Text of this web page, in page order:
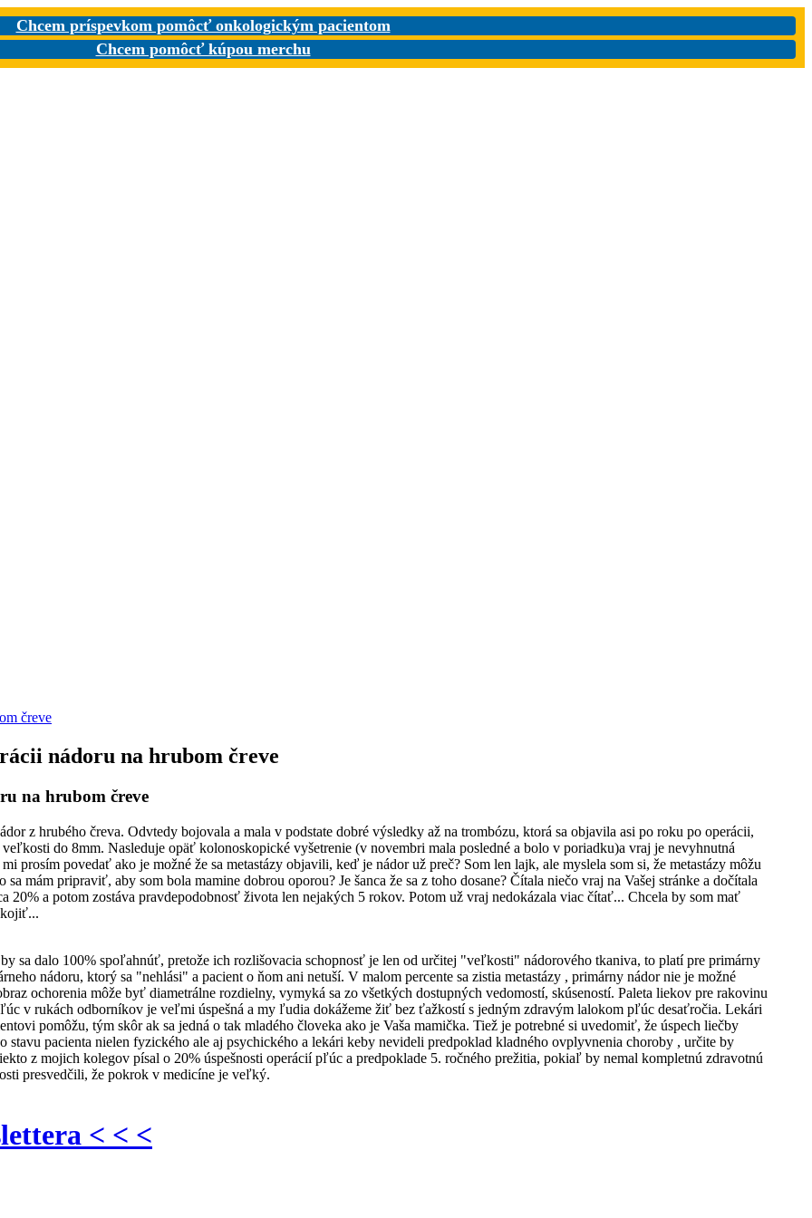
Chcem príspevkom pomôcť onkologickým pacientom
Chcem pomôcť kúpou merchu
čreve
nádoru na hrubom čreve
na hrubom čreve
z hrubého čreva. Odvtedy bojovala a mala v podstate dobré výsledky až na trombózu, ktorá sa objavila asi po roku po operácii,
do 8mm. Nasleduje opäť kolonoskopické vyšetrenie (v novembri mala posledné a bolo v poriadku)a vraj je nevyhnutná
prosím povedať ako je možné že sa metastázy objavili, keď je nádor už preč? Som len lajk, ale myslela som si, že metastázy môžu
mám pripraviť, aby som bola mamine dobrou oporou? Je šanca že sa z toho dosane? Čítala niečo vraj na Vašej stránke a dočítala
20% a potom zostáva pravdepodobnosť života len nejakých 5 rokov. Potom už vraj nedokázala viac čítať... Chcela by som mať
sa dalo 100% spoľahnúť, pretože ich rozlišovacia schopnosť je len od určitej "veľkosti" nádorového tkaniva, to platí pre primárny
nádoru, ktorý sa "nehlási" a pacient o ňom ani netuší. V malom percente sa zistia metastázy , primárny nádor nie je možné
ochorenia môže byť diametrálne rozdielny, vymyká sa zo všetkých dostupných vedomostí, skúseností. Paleta liekov pre rakovinu
v rukách odborníkov je veľmi úspešná a my ľudia dokážeme žiť bez ťažkostí s jedným zdravým lalokom pľúc desaťročia. Lekári
pomôžu, tým skôr ak sa jedná o tak mladého človeka ako je Vaša mamička. Tiež je potrebné si uvedomiť, že úspech liečby
stavu pacienta nielen fyzického ale aj psychického a lekári keby nevideli predpoklad kladného ovplyvnenia choroby , určite by
z mojich kolegov písal o 20% úspešnosti operácií pľúc a predpoklade 5. ročného prežitia, pokiaľ by nemal kompletnú zdravotnú
presvedčili, že pokrok v medicíne je veľký.
< < <